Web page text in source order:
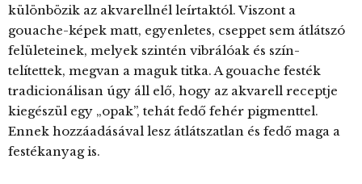
különbözik az akvarellnél leírtaktól. Viszont a
gouache-képek matt, egyenletes, cseppet sem átlátszó
felületeinek, melyek szintén vibrálóak és szín-
telítettek, megvan a maguk titka. A gouache festék
tradicionálisan úgy áll elő, hogy az akvarell receptje
kiegészül egy „opak”, tehát fedő fehér pigmenttel.
Ennek hozzáadásával lesz átlátszatlan és fedő maga a
festékanyag is.